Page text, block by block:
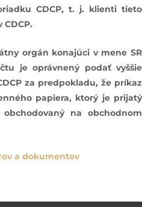
CDCP, t. j. klienti tieto
orgán konajúci v mene SR
je oprávnený podať vyššie
za predpokladu, že príkaz
papiera, ktorý je prijatý
na obchodnom
a dokumentov